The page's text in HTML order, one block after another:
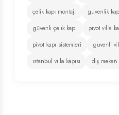
çelik kapı montajı
güvenlik
güvenli çelik kapı
pivot villa
pivot kapı sistemleri
güvenli
istanbul villa kapısı
dış